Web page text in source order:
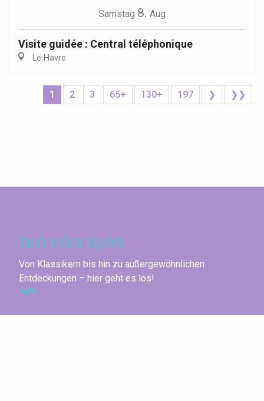
Samstag 8. Aug
Visite guidée : Central téléphonique
Le Havre
1 2 3 65+ 130+ 197 ❯ ❯❯
Durch andere Aspekte
Von Klassikern bis hin zu außergewöhnlichen
Entdeckungen – hier geht es los!